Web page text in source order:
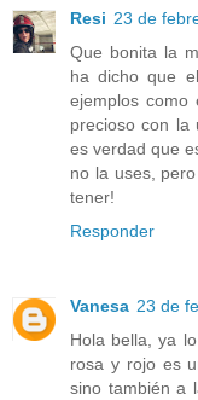
Resi 23 de
Que bonita la
ha dicho que
ejemplos como
precioso con la
es verdad que
no la uses,
tener!
Responder
Vanesa 23 de
Hola bella, ya
rosa y rojo es
sino también a